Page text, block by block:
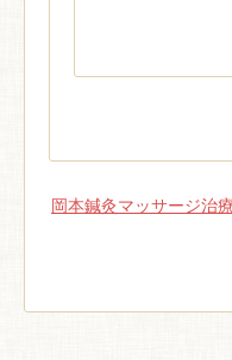
岡本鍼灸マッサージ治